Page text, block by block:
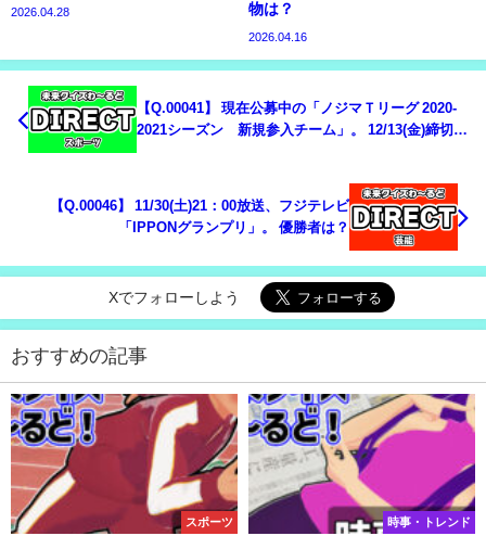
2026.04.28
物は？
2026.04.16
【Q.00041】 現在公募中の「ノジマＴリーグ 2020-
2021シーズン 新規参入チーム」。 12/13(金)締切り
【Q.00046】 11/30(土)21：00放送、フジテレビ
「IPPONグランプリ」。 優勝者は？
Xでフォローしよう
おすすめの記事
スポーツ 時事・トレンド